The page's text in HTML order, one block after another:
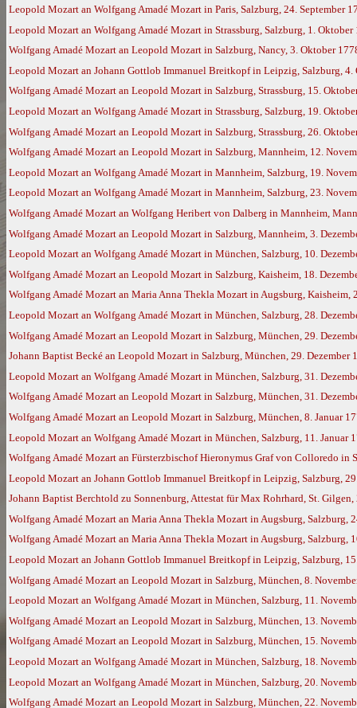
Leopold Mozart an Wolfgang Amadé Mozart in Paris, Salzburg, 24. September
Leopold Mozart an Wolfgang Amadé Mozart in Strassburg, Salzburg, 1.
Wolfgang Amadé Mozart an Leopold Mozart in Salzburg, Nancy, 3. Oktober
Leopold Mozart an Johann Gottlob Immanuel Breitkopf in Leipzig, Salzburg, 4.
Wolfgang Amadé Mozart an Leopold Mozart in Salzburg, Strassburg, 15.
Leopold Mozart an Wolfgang Amadé Mozart in Strassburg, Salzburg, 19.
Wolfgang Amadé Mozart an Leopold Mozart in Salzburg, Strassburg, 26.
Wolfgang Amadé Mozart an Leopold Mozart in Salzburg, Mannheim, 12.
Leopold Mozart an Wolfgang Amadé Mozart in Mannheim, Salzburg, 19.
Leopold Mozart an Wolfgang Amadé Mozart in Mannheim, Salzburg, 23.
Wolfgang Amadé Mozart an Wolfgang Heribert von Dalberg in Mannheim,
Wolfgang Amadé Mozart an Leopold Mozart in Salzburg, Mannheim, 3.
Leopold Mozart an Wolfgang Amadé Mozart in München, Salzburg, 10.
Wolfgang Amadé Mozart an Leopold Mozart in Salzburg, Kaisheim, 18.
Wolfgang Amadé Mozart an Maria Anna Thekla Mozart in Augsburg, Kaisheim,
Leopold Mozart an Wolfgang Amadé Mozart in München, Salzburg, 28.
Wolfgang Amadé Mozart an Leopold Mozart in Salzburg, München, 29.
Johann Baptist Becké an Leopold Mozart in Salzburg, München, 29. Dezember
Leopold Mozart an Wolfgang Amadé Mozart in München, Salzburg, 31.
Wolfgang Amadé Mozart an Leopold Mozart in Salzburg, München, 31.
Wolfgang Amadé Mozart an Leopold Mozart in Salzburg, München, 8. Januar
Leopold Mozart an Wolfgang Amadé Mozart in München, Salzburg, 11. Januar
Wolfgang Amadé Mozart an Fürsterzbischof Hieronymus Graf von Colloredo in
Leopold Mozart an Johann Gottlob Immanuel Breitkopf in Leipzig, Salzburg,
Johann Baptist Berchtold zu Sonnenburg, Attestat für Max Rohrhard, St.
Wolfgang Amadé Mozart an Maria Anna Thekla Mozart in Augsburg, Salzburg,
Wolfgang Amadé Mozart an Maria Anna Thekla Mozart in Augsburg, Salzburg,
Leopold Mozart an Johann Gottlob Immanuel Breitkopf in Leipzig, Salzburg,
Wolfgang Amadé Mozart an Leopold Mozart in Salzburg, München, 8.
Leopold Mozart an Wolfgang Amadé Mozart in München, Salzburg, 11.
Wolfgang Amadé Mozart an Leopold Mozart in Salzburg, München, 13.
Wolfgang Amadé Mozart an Leopold Mozart in Salzburg, München, 15.
Leopold Mozart an Wolfgang Amadé Mozart in München, Salzburg, 18.
Leopold Mozart an Wolfgang Amadé Mozart in München, Salzburg, 20.
Wolfgang Amadé Mozart an Leopold Mozart in Salzburg, München, 22.